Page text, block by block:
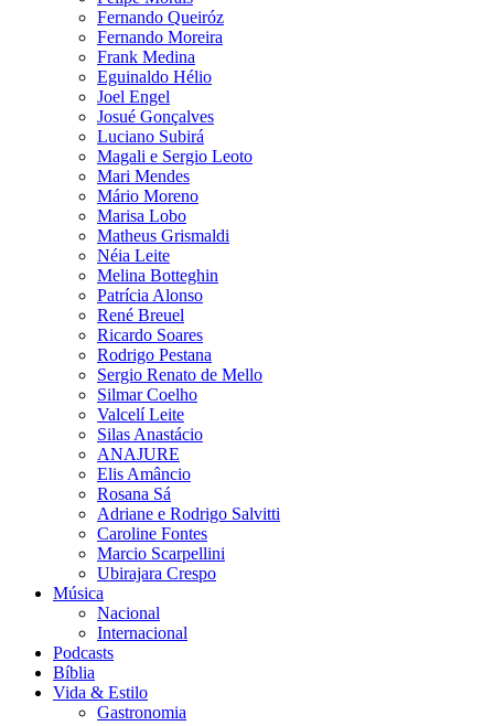
Fernando Queiróz
Fernando Moreira
Frank Medina
Eguinaldo Hélio
Joel Engel
Josué Gonçalves
Luciano Subirá
Magali e Sergio Leoto
Mari Mendes
Mário Moreno
Marisa Lobo
Matheus Grismaldi
Néia Leite
Melina Botteghin
Patrícia Alonso
René Breuel
Ricardo Soares
Rodrigo Pestana
Sergio Renato de Mello
Silmar Coelho
Valcelí Leite
Silas Anastácio
ANAJURE
Elis Amâncio
Rosana Sá
Adriane e Rodrigo Salvitti
Caroline Fontes
Marcio Scarpellini
Ubirajara Crespo
Música
Nacional
Internacional
Podcasts
Bíblia
Vida & Estilo
Gastronomia